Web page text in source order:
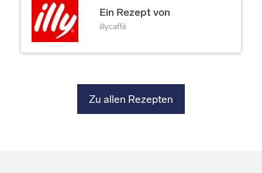
Ein Rezept von
illycaffè
Zu allen Rezepten